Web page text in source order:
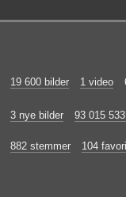
19 600 bilder 1 video
3 nye bilder 93 015
882 stemmer 104